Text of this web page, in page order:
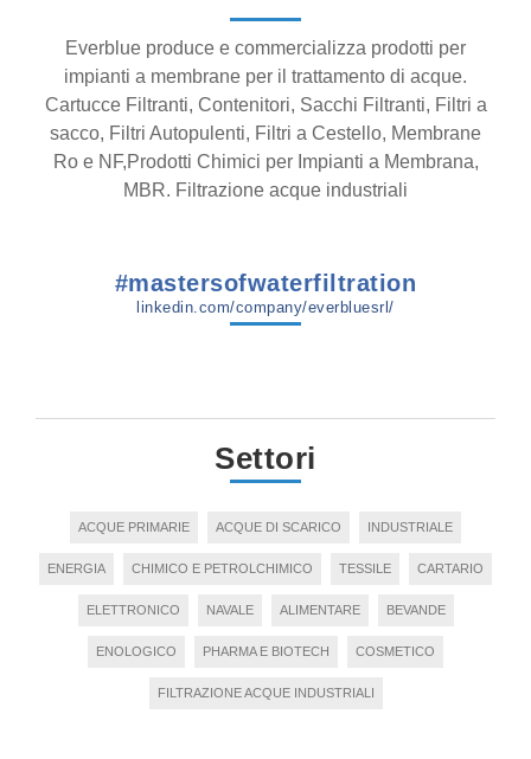
Everblue produce e commercializza prodotti per
impianti a membrane per il trattamento di acque.
Cartucce Filtranti, Contenitori, Sacchi Filtranti, Filtri a
sacco, Filtri Autopulenti, Filtri a Cestello, Membrane
Ro e NF,Prodotti Chimici per Impianti a Membrana,
MBR. Filtrazione acque industriali
#mastersofwaterfiltration
linkedin.com/company/everbluesrl/
Settori
ACQUE PRIMARIE ACQUE DI SCARICO INDUSTRIALE
ENERGIA CHIMICO E PETROLCHIMICO TESSILE CARTARIO
ELETTRONICO NAVALE ALIMENTARE BEVANDE
ENOLOGICO PHARMA E BIOTECH COSMETICO
FILTRAZIONE ACQUE INDUSTRIALI